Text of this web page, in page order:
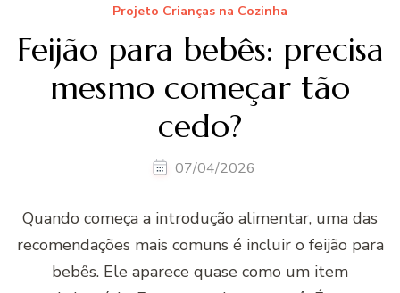
Projeto Crianças na Cozinha
Feijão para bebês: precisa
mesmo começar tão
cedo?
07/04/2026
Quando começa a introdução alimentar, uma das
recomendações mais comuns é incluir o feijão para
bebês. Ele aparece quase como um item